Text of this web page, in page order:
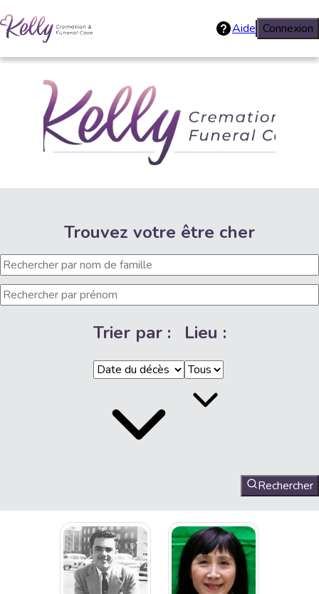
Aide Connexion
Trouvez votre être cher
Trier par : Lieu :
Rechercher